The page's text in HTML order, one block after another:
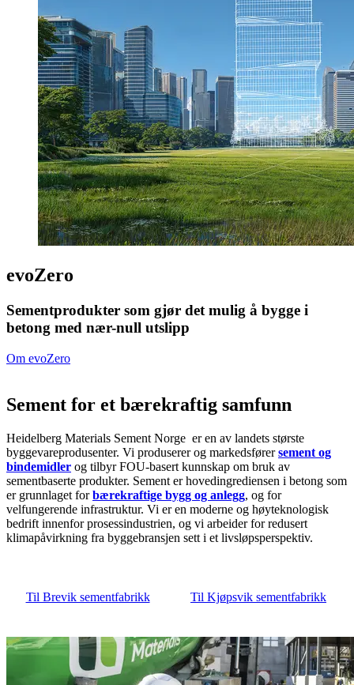
evoZero
Sementprodukter som gjør det mulig å bygge i
betong med nær-null utslipp
Om evoZero
Sement for et bærekraftig samfunn
Heidelberg Materials Sement Norge er en av landets største
byggevareprodusenter. Vi produserer og markedsførersement og
bindemidler og tilbyr FOU-basert kunnskap om bruk av
sementbaserte produkter. Sement er hovedingrediensen i betong som
er grunnlaget for bærekraftige bygg og anlegg, og for
velfungerende infrastruktur. Vi er en moderne og høyteknologisk
bedrift innenfor prosessindustrien, og vi arbeider for redusert
klimapåvirkning fra byggebransjen sett i et livsløpsperspektiv.
Til Brevik sementfabrikk Til Kjøpsvik sementfabrikk